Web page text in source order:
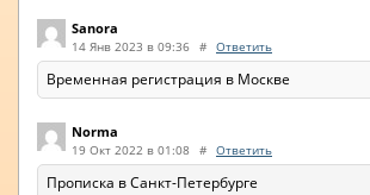
Sanora
14 Янв 2023 в 09:36 # Ответить
Временная регистрация в Москве
Norma
19 Окт 2022 в 01:08 # Ответить
Прописка в Санкт-Петербурге